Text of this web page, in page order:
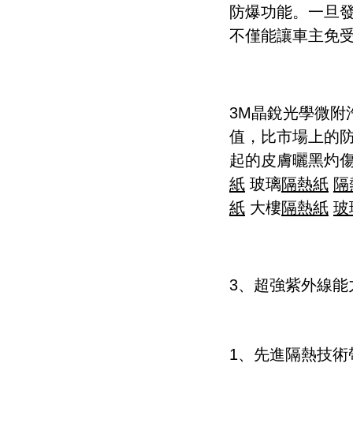
防爆功能。一旦
不僅能讓車主免
3M晶銳光學微附
值，比市場上的
起的皮膚曬黑灼
紙玻璃隔熱紙 隔
紙大樓隔熱紙 玻
3、超強紫外線
1、先進隔熱技